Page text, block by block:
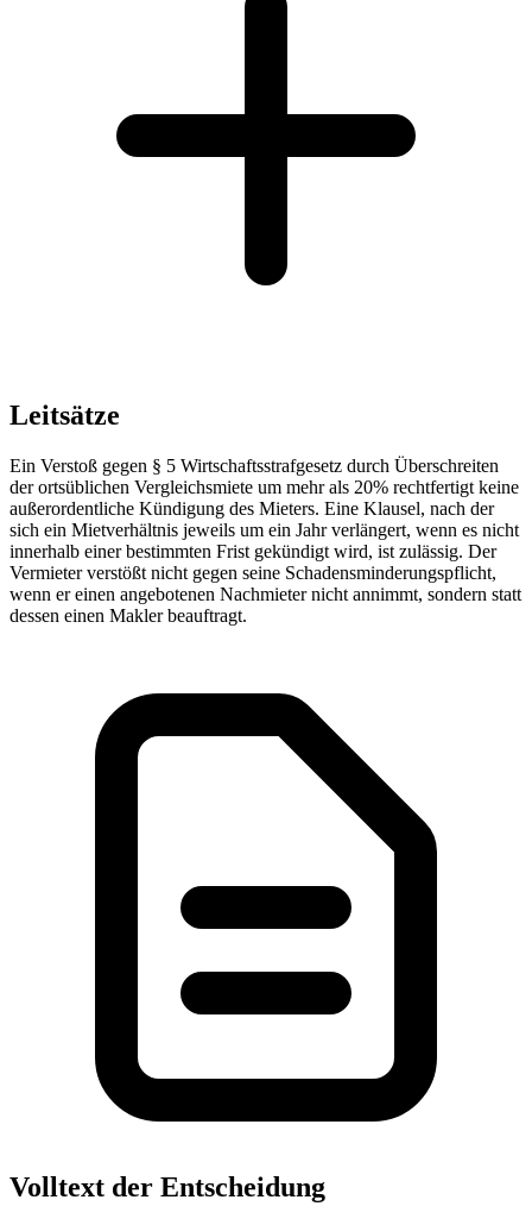
Leitsätze
Ein Verstoß gegen § 5 Wirtschaftsstrafgesetz durch Überschreiten
der ortsüblichen Vergleichsmiete um mehr als 20% rechtfertigt keine
außerordentliche Kündigung des Mieters. Eine Klausel, nach der
sich ein Mietverhältnis jeweils um ein Jahr verlängert, wenn es nicht
innerhalb einer bestimmten Frist gekündigt wird, ist zulässig. Der
Vermieter verstößt nicht gegen seine Schadensminderungspflicht,
wenn er einen angebotenen Nachmieter nicht annimmt, sondern statt
dessen einen Makler beauftragt.
Volltext der Entscheidung